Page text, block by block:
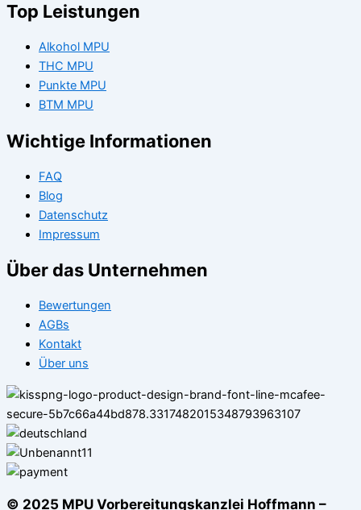
Top Leistungen
Alkohol MPU
THC MPU
Punkte MPU
BTM MPU
Wichtige Informationen
FAQ
Blog
Datenschutz
Impressum
Über das Unternehmen
Bewertungen
AGBs
Kontakt
Über uns
© 2025 MPU Vorbereitungskanzlei Hoffmann –